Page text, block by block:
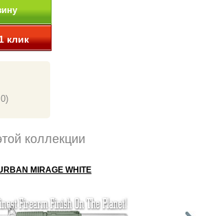
клик
коллекции
MIRAGE WHITE